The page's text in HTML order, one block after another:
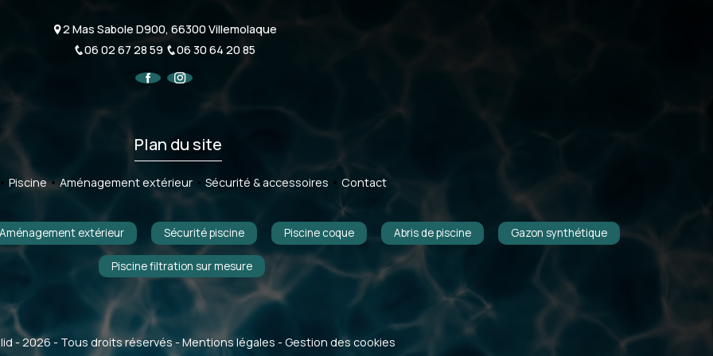
2 Mas Sabole D900, 66300 Villemolaque
06 02 67 28 59
06 30 64 20 85
Plan du site
Piscine Aménagement extérieur Sécurité & accessoires Contact
Aménagement extérieur Sécurité piscine Piscine coque Abris de piscine Gazon synthétique
Piscine filtration sur mesure
- 2026 - Tous droits réservés -Mentions légales -Gestion des cookies